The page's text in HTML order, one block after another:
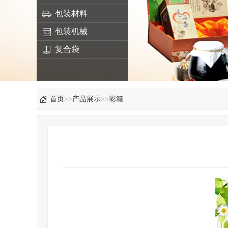
包装材料
包装机械
复合袋
首页>>产品展示>>彩箱